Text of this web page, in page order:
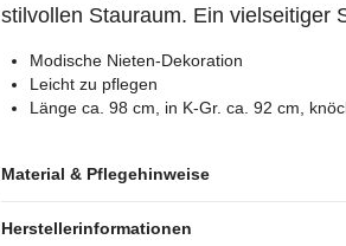
stilvollen Stauraum. Ein vielseitiger
Modische Nieten-Dekoration
Leicht zu pflegen
Länge ca. 98 cm, in K-Gr. ca. 92 cm,
Material & Pflegehinweise
Herstellerinformationen